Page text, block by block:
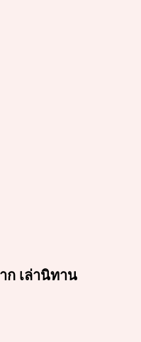
ก เล่านิทาน